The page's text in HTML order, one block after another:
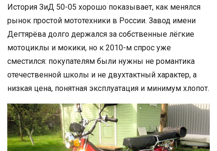
История ЗиД 50-05 хорошо показывает, как менялся
рынок простой мототехники в России. Завод имени
Дегтярёва долго держался за собственные лёгкие
мотоциклы и мокики, но к 2010-м спрос уже
сместился: покупателям были нужны не романтика
отечественной школы и не двухтактный характер, а
низкая цена, понятная эксплуатация и минимум хлопот.